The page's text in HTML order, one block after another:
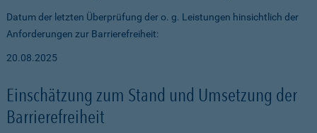
Datum der letzten Überprüfung der o. g. Leistungen hinsichtlich der
Anforderungen zur Barrierefreiheit:
20.08.2025
Einschätzung zum Stand und Umsetzung der
Barrierefreiheit